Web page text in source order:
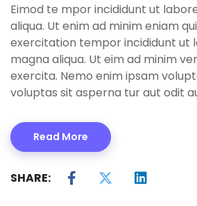
Eimod te mpor incididunt ut
aliqua. Ut enim ad minim eniam
exercitation tempor incididunt ut
magna aliqua. Ut eim ad minim
exercita. Nemo enim ipsam
voluptas sit asperna tur aut odit
Read More
SHARE: